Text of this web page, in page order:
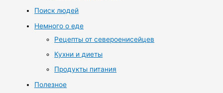
Поиск людей
Немного о еде
Рецепты от североенисейцев
Кухни и диеты
Продукты питания
Полезное